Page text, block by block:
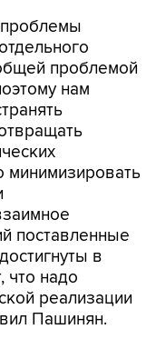
проблемой
нам
минимизировать
поставленные
в
что надо
реализации
Пашинян.